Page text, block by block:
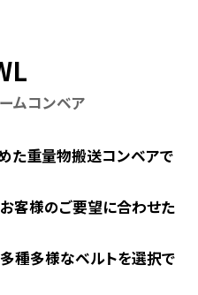
ュベルトコンベア
ア
ルミフレーム)
チールフレーム）
ムコンベア
た重量物搬送コンベアで
客様のご要望に合わせた
種多様なベルトを選択で